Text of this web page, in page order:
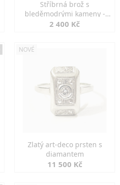
Stříbrná brož s
bleděmodrými kameny -
jemná elegance
2 400 Kč
NOVÉ
Zlatý art-deco prsten s
diamantem
11 500 Kč